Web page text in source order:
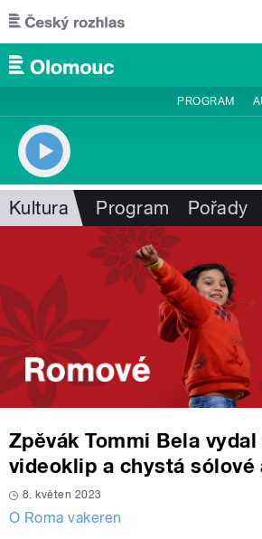
Přejít k hlavnímu obsahu
PROGRAM
Kultura Program Pořady
Zpěvák Tommi Bela vydal
videoklip a chystá sólové
8. květen 2023
O Roma vakeren